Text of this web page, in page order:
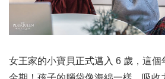
女王家的小寶貝正式邁入 6 歲，這